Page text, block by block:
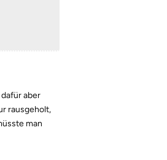
aber
rausgeholt,
man